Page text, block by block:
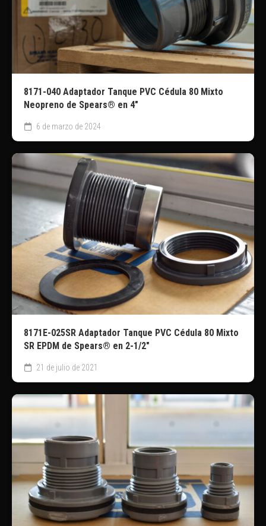
8171-040 Adaptador Tanque PVC Cédula 80 Mixto
Neopreno de Spears® en 4″
6 de marzo de 2024
8171E-025SR Adaptador Tanque PVC Cédula 80 Mixto
SR EPDM de Spears® en 2-1/2″
21 de julio de 2021